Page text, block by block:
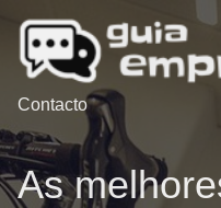
Contacto
As